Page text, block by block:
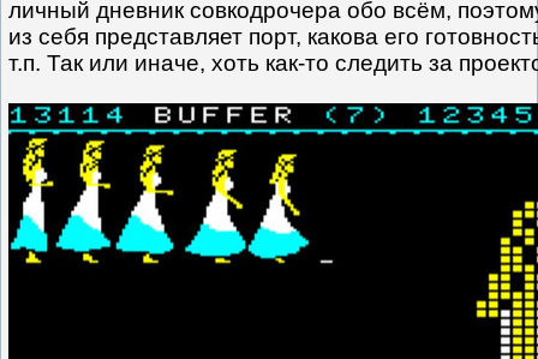
личный дневник совкодрочера обо всём,
из себя представляет порт, какова его
т.п. Так или иначе, хоть как-то следить за